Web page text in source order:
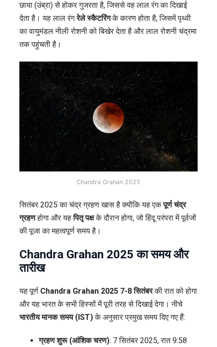
छाया (उंब्रा) से होकर गुजरता है, जिससे वह लाल रंग का दिखाई
देता है। यह लाल रंगरेले स्कैटरिंगके कारण होता है, जिसमें पृथ्वी
का वायुमंडल नीली रोशनी को बिखेर देता है और लाल रोशनी चंद्रमा
तक पहुंचती है।
Chandra Grahan 2025
सितंबर 2025 का चंद्र ग्रहण खास है क्योंकि यह एकपूर्ण चंद्र
ग्रहणहोगा और यहपितृ पक्षके दौरान होगा, जो हिंदू परंपरा में पूर्वजों
की पूजा का महत्वपूर्ण समय है।
Chandra Grahan 2025का समय और
तारीख
यह पूर्ण Chandra Grahan 2025 7-8 सितंबरकी रात को होगा
और यह भारत के सभी हिस्सों में पूरी तरह से दिखाई देगा। नीचे
भारतीय मानक समय (IST)के अनुसार प्रमुख समय दिए गए हैं:
ग्रहण शुरू (आंशिक चरण): 7 सितंबर 2025, रात 9:58